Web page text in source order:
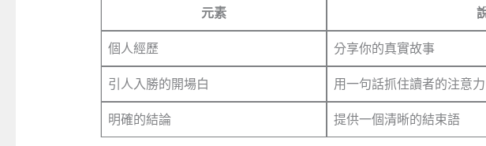
元素
個人經歷 分享你的真實故事
引人入勝的開場白 用一句話抓住讀者的注意力
明確的結論 提供一個清晰的結束語